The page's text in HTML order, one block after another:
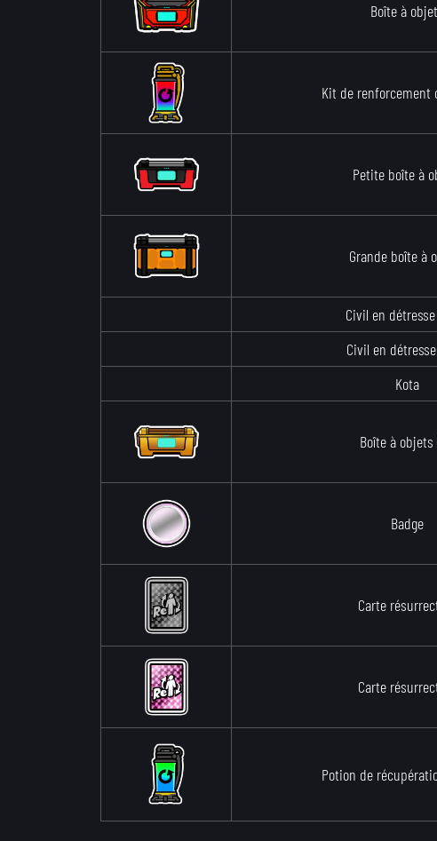
Boîte à
Kit de renforcement
Petite boîte à
Grande boîte à
Civil en
Civil en
Kota
Boîte à objets
Badge
Carte
Carte
Potion de